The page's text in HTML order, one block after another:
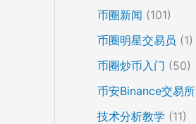
币圈新闻 (101)
币圈明星交易员 (1)
币圈炒币入门 (50)
币安Binance交易所
技术分析教学 (11)